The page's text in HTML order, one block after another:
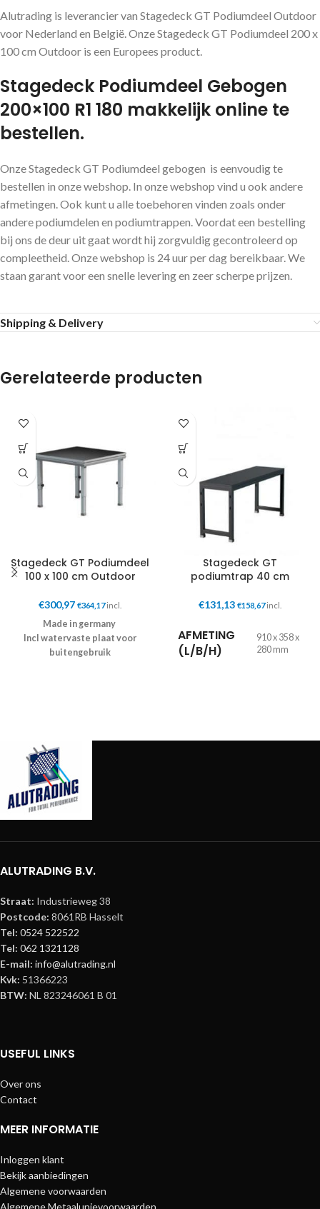
Alutrading is leverancier van Stagedeck GT Podiumdeel Outdoor
voor Nederland en België. Onze Stagedeck GT Podiumdeel 200 x
100 cm Outdoor is een Europees product.
Stagedeck Podiumdeel Gebogen
200×100 R1 180 makkelijk online te
bestellen.
Onze Stagedeck GT Podiumdeel gebogen is eenvoudig te
bestellen in onze webshop. In onze webshop vind u ook andere
afmetingen. Ook kunt u alle toebehoren vinden zoals onder
andere podiumdelen en podiumtrappen. Voordat een bestelling
bij ons de deur uit gaat wordt hij zorgvuldig gecontroleerd op
compleetheid. Onze webshop is 24 uur per dag bereikbaar. We
staan garant voor een snelle levering en zeer scherpe prijzen.
Shipping & Delivery
Gerelateerde producten
Stagedeck GT Podiumdeel
100 x 100 cm Outdoor
€300,97 €364,17incl.
Made in germany
Incl watervaste plaat voor
buitengebruik
eigen gewicht : 17,50 kg
incl bevestigingsmaterialen
excl poten
PRIJS OP AANVRAAG
Stagedeck GT
podiumtrap 40 cm
€131,13 €158,67incl.
AFMETING
(L/B/H)
910 x 358 x
280 mm
ALUTRADING B.V.
Straat: Industrieweg 38
Postcode: 8061RB Hasselt
Tel: 0524 522522
Tel: 062 1321128
E-mail: info@alutrading.nl
Kvk: 51366223
BTW: NL 823246061 B 01
USEFUL LINKS
Over ons
Contact
MEER INFORMATIE
Inloggen klant
Bekijk aanbiedingen
Algemene voorwaarden
Algemene Metaalunievoorwaarden